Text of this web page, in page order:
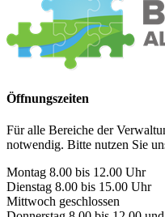
Öffnungszeiten
Für alle Bereiche der
notwendig. Bitte nutzen Sie
Montag 8.00 bis 12.00 Uhr
Dienstag 8.00 bis 15.00 Uhr
Mittwoch geschlossen